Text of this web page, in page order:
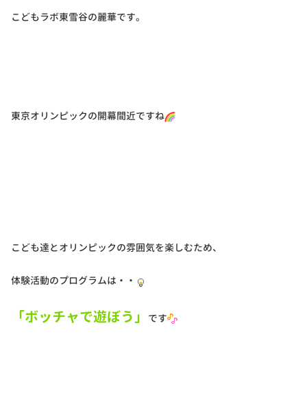
こどもラボ東雪谷の麗華です。
東京オリンピックの開幕間近ですね
こども達とオリンピックの雰囲気を楽しむため、
体験活動のプログラムは・・
「ボッチャで遊ぼう」 です